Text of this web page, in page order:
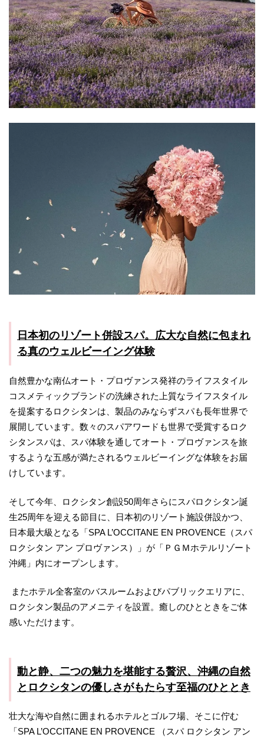
日本初のリゾート併設スパ。広大な自然に包まれ
る真のウェルビーイング体験
自然豊かな南仏オート・プロヴァンス発祥のライフスタイル
コスメティックブランドの洗練された上質なライフスタイル
を提案するロクシタンは、製品のみならずスパも長年世界で
展開しています。数々のスパアワードも世界で受賞するロク
シタンスパは、スパ体験を通してオート・プロヴァンスを旅
するような五感が満たされるウェルビーイングな体験をお届
けしています。
そして今年、ロクシタン創設50周年さらにスパロクシタン誕
生25周年を迎える節目に、日本初のリゾート施設併設かつ、
日本最大級となる「SPA L’OCCITANE EN PROVENCE（スパ
ロクシタン アン プロヴァンス）」が「ＰＧＭホテルリゾート
沖縄」内にオープンします。
またホテル全客室のバスルームおよびパブリックエリアに、
ロクシタン製品のアメニティを設置。癒しのひとときをご体
感いただけます。
動と静、二つの魅力を堪能する贅沢、沖縄の自然
とロクシタンの優しさがもたらす至福のひととき
壮大な海や自然に囲まれるホテルとゴルフ場、そこに佇む
「SPA L’OCCITANE EN PROVENCE （スパ ロクシタン アン